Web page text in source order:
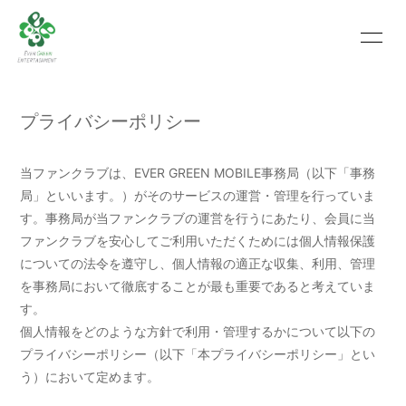
SCHEDULE
VIDEO PHOTO
MOVIE BLOG
RECRUIT CONTACT
ABOUT US
会員登録 ログイン
プライバシーポリシー
当ファンクラブは、EVER GREEN MOBILE事務局（以下「事務
局」といいます。）がそのサービスの運営・管理を行っていま
す。事務局が当ファンクラブの運営を行うにあたり、会員に当
ファンクラブを安心してご利用いただくためには個人情報保護
についての法令を遵守し、個人情報の適正な収集、利用、管理
を事務局において徹底することが最も重要であると考えていま
す。
個人情報をどのような方針で利用・管理するかについて以下の
プライバシーポリシー（以下「本プライバシーポリシー」とい
う）において定めます。